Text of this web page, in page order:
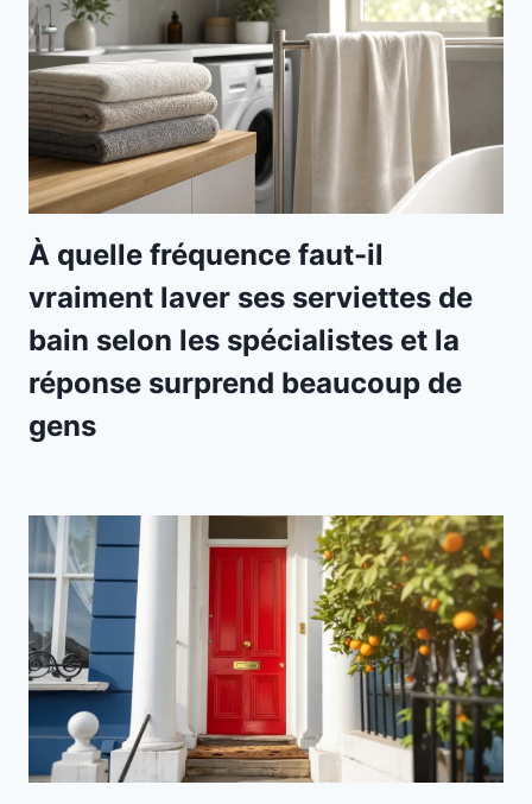
À quelle fréquence faut-il
vraiment laver ses serviettes de
bain selon les spécialistes et la
réponse surprend beaucoup de
gens